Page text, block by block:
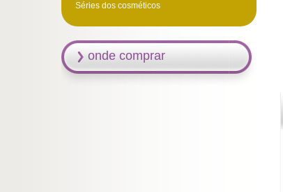
Séries dos cosméticos
onde comprar